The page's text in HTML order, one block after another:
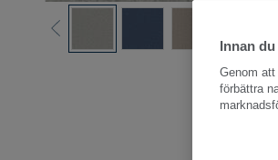
Hela
Innan
Genom
förbättra